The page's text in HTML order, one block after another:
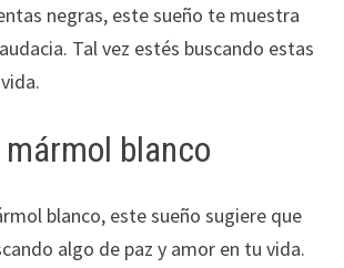
negras, este sueño te muestra
Tal vez estés buscando estas
blanco
blanco, este sueño sugiere que
algo de paz y amor en tu vida.